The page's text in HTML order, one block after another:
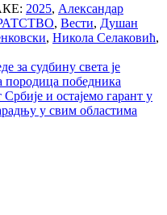
2025, Александар
, Вести, Душан
, Никола Селаковић,
за судбину света је
победника
и остајемо гарант у
у свим областима